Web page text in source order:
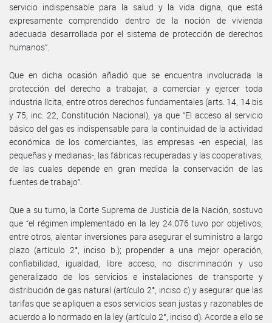
servicio indispensable para la salud y la vida digna, que está
expresamente comprendido dentro de la noción de vivienda
adecuada desarrollada por el sistema de protección de derechos
humanos”.
Que en dicha ocasión añadió que se encuentra involucrada la
protección del derecho a trabajar, a comerciar y ejercer toda
industria lícita, entre otros derechos fundamentales (arts. 14, 14 bis
y 75, inc. 22, Constitución Nacional), ya que “El acceso al servicio
básico del gas es indispensable para la continuidad de la actividad
económica de los comerciantes, las empresas -en especial, las
pequeñas y medianas-, las fábricas recuperadas y las cooperativas,
de las cuales depende en gran medida la conservación de las
fuentes de trabajo”.
Que a su turno, la Corte Suprema de Justicia de la Nación, sostuvo
que “el régimen implementado en la ley 24.076 tuvo por objetivos,
entre otros, alentar inversiones para asegurar el suministro a largo
plazo (artículo 2°, inciso b.); propender a una mejor operación,
confiabilidad, igualdad, libre acceso, no discriminación y uso
generalizado de los servicios e instalaciones de transporte y
distribución de gas natural (artículo 2°, inciso c) y asegurar que las
tarifas que se apliquen a esos servicios sean justas y razonables de
acuerdo a lo normado en la ley (artículo 2°, inciso d). Acorde a ello se